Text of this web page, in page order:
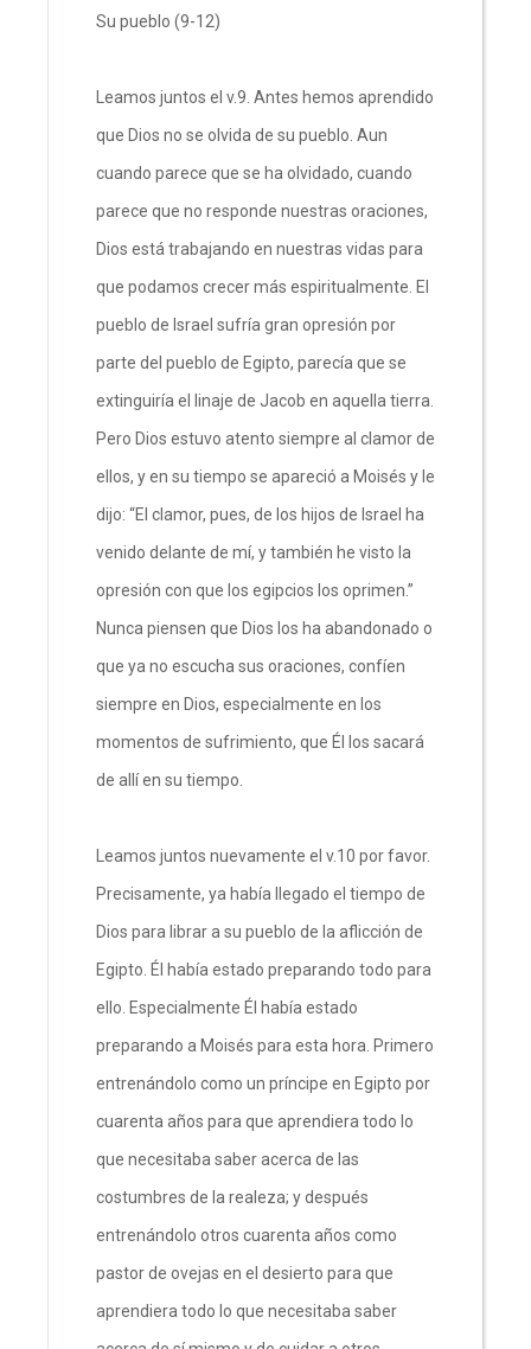
Su pueblo (9-12)
Leamos juntos el v.9. Antes hemos aprendido
que Dios no se olvida de su pueblo. Aun
cuando parece que se ha olvidado, cuando
parece que no responde nuestras oraciones,
Dios está trabajando en nuestras vidas para
que podamos crecer más espiritualmente. El
pueblo de Israel sufría gran opresión por
parte del pueblo de Egipto, parecía que se
extinguiría el linaje de Jacob en aquella tierra.
Pero Dios estuvo atento siempre al clamor de
ellos, y en su tiempo se apareció a Moisés y le
dijo: “El clamor, pues, de los hijos de Israel ha
venido delante de mí, y también he visto la
opresión con que los egipcios los oprimen.”
Nunca piensen que Dios los ha abandonado o
que ya no escucha sus oraciones, confíen
siempre en Dios, especialmente en los
momentos de sufrimiento, que Él los sacará
de allí en su tiempo.
Leamos juntos nuevamente el v.10 por favor.
Precisamente, ya había llegado el tiempo de
Dios para librar a su pueblo de la aflicción de
Egipto. Él había estado preparando todo para
ello. Especialmente Él había estado
preparando a Moisés para esta hora. Primero
entrenándolo como un príncipe en Egipto por
cuarenta años para que aprendiera todo lo
que necesitaba saber acerca de las
costumbres de la realeza; y después
entrenándolo otros cuarenta años como
pastor de ovejas en el desierto para que
aprendiera todo lo que necesitaba saber